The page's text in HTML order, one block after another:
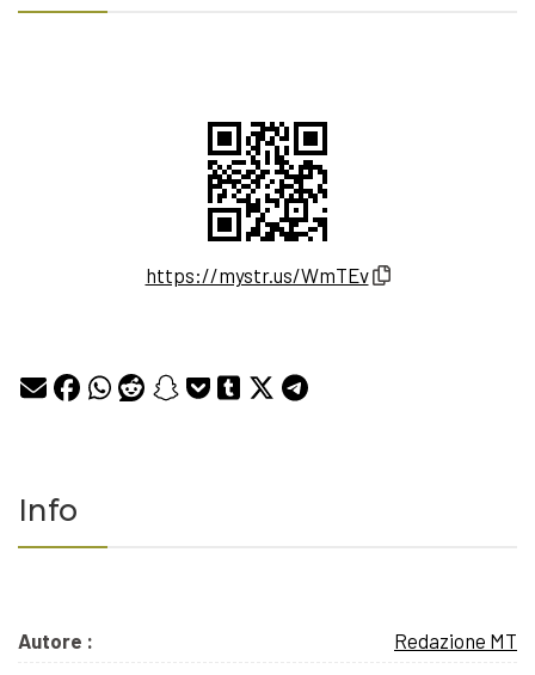
https://mystr.us/WmTEv
Info
Autore : Redazione MT